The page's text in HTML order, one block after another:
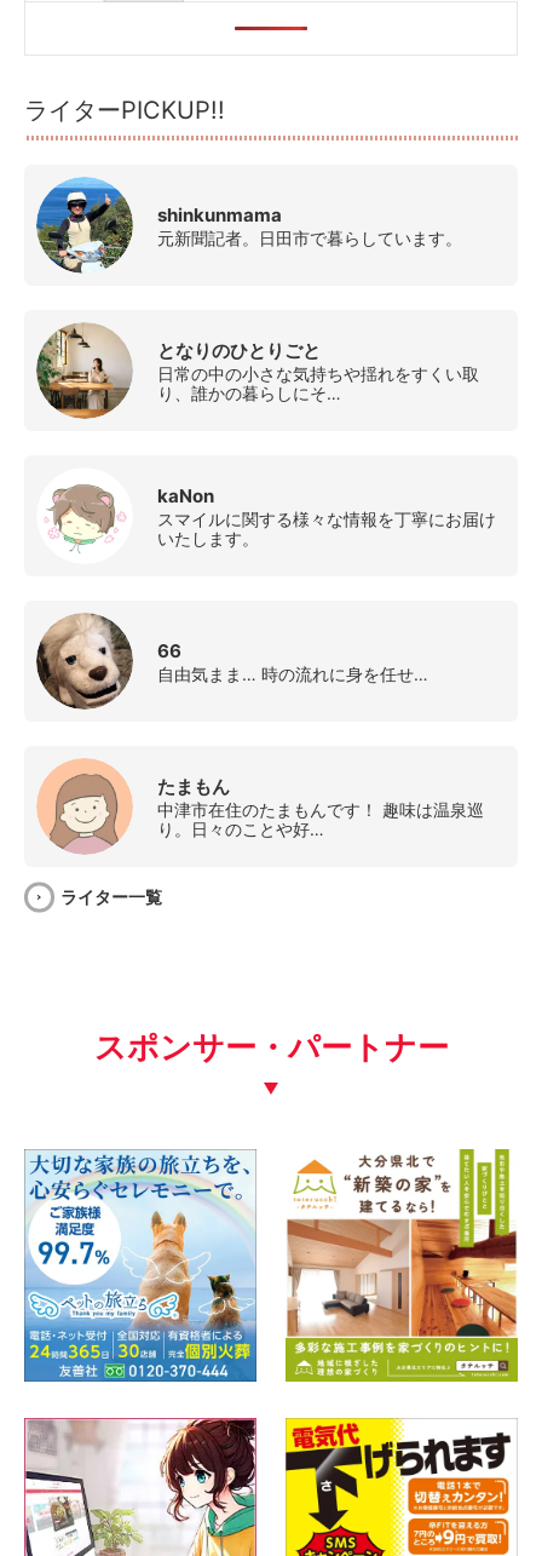
ライターPICKUP!!
shinkunmama
元新聞記者。日田市で暮らしています。
となりのひとりごと
日常の中の小さな気持ちや揺れをすくい取
り、誰かの暮らしにそ…
kaNon
スマイルに関する様々な情報を丁寧にお届け
いたします。
66
自由気まま… 時の流れに身を任せ…
たまもん
中津市在住のたまもんです！ 趣味は温泉巡
り。日々のことや好…
ライター一覧
スポンサー・パートナー